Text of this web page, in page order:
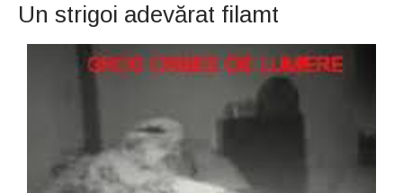
Un strigoi adevărat filamt